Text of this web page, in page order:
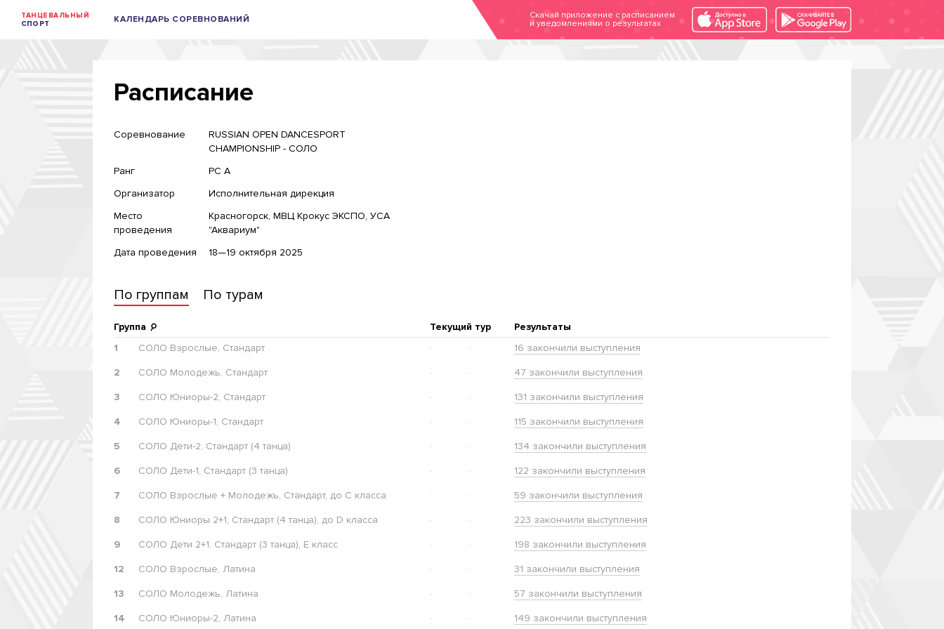
ТАНЦЕВАЛЬНЫЙ
СПОРТ
КАЛЕНДАРЬ СОРЕВНОВАНИЙ
Скачай приложение с расписанием
и уведомлениями о результатах
Расписание
Соревнование
RUSSIAN OPEN DANCESPORT
CHAMPIONSHIP - СОЛО
Ранг
РС A
Организатор
Исполнительная дирекция
Место
проведения
Красногорск, МВЦ Крокус ЭКСПО, УСА
"Аквариум"
Дата проведения
18—19 октября 2025
По группам По турам
Группа Текущий тур
Результаты
1
СОЛО Взрослые, Стандарт · · 16 закончили выступления
2 СОЛО Молодежь, Стандарт · · 47 закончили выступления
3 СОЛО Юниоры-2, Стандарт · · 131 закончили выступления
4 СОЛО Юниоры-1, Стандарт · · 115 закончили выступления
5 СОЛО Дети-2, Стандарт (4 танца) · · 134 закончили выступления
6 СОЛО Дети-1, Стандарт (3 танца) · · 122 закончили выступления
7 СОЛО Взрослые + Молодежь, Стандарт, до С класса · · 59 закончили выступления
8 СОЛО Юниоры 2+1, Стандарт (4 танца), до D класса · · 223 закончили выступления
9 СОЛО Дети 2+1, Стандарт (3 танца), Е класс · · 198 закончили выступления
12 СОЛО Взрослые, Латина · · 31 закончили выступления
13 СОЛО Молодежь, Латина · · 57 закончили выступления
14 СОЛО Юниоры-2, Латина · · 149 закончили выступления